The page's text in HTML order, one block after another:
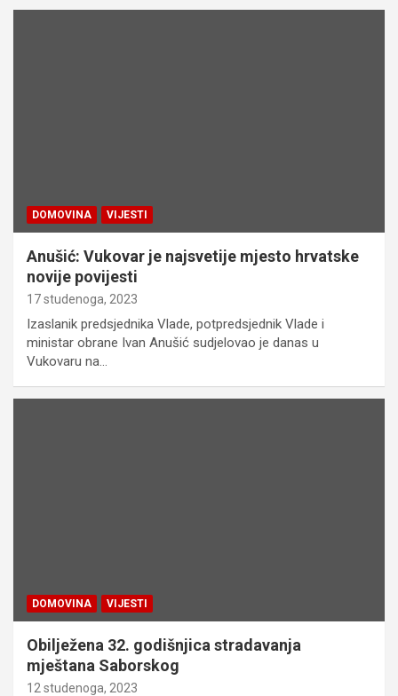
DOMOVINA VIJESTI
Anušić: Vukovar je najsvetije mjesto hrvatske
novije povijesti
17 studenoga, 2023
Izaslanik predsjednika Vlade, potpredsjednik Vlade i
ministar obrane Ivan Anušić sudjelovao je danas u
Vukovaru na…
DOMOVINA VIJESTI
Obilježena 32. godišnjica stradavanja
mještana Saborskog
12 studenoga, 2023